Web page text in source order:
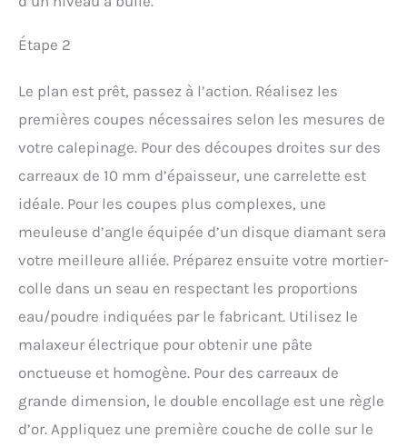
Étape 2
Le plan est prêt, passez à l’action. Réalisez les
premières coupes nécessaires selon les mesures de
votre calepinage. Pour des découpes droites sur des
carreaux de 10 mm d’épaisseur, une carrelette est
idéale. Pour les coupes plus complexes, une
meuleuse d’angle équipée d’un disque diamant sera
votre meilleure alliée. Préparez ensuite votre mortier-
colle dans un seau en respectant les proportions
eau/poudre indiquées par le fabricant. Utilisez le
malaxeur électrique pour obtenir une pâte
onctueuse et homogène. Pour des carreaux de
grande dimension, le double encollage est une règle
d’or. Appliquez une première couche de colle sur le